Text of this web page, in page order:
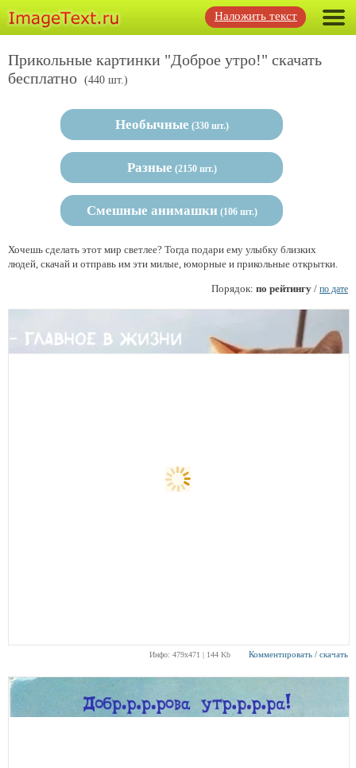
Наложить текст
Прикольные картинки "Доброе утро!" скачать
бесплатно (440 шт.)
Необычные (330 шт.)
Разные (2150 шт.)
Смешные анимашки(106 шт.)
Хочешь сделать этот мир светлее? Тогда подари ему улыбку близких
людей, скачай и отправь им эти милые, юморные и прикольные открытки.
Порядок: по рейтингу / по дате
Инфо: 479х471 | 144 Kb Комментировать / скачать